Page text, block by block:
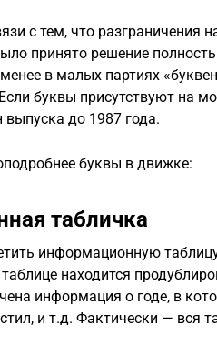
с тем, что разграничения
принято решение
в малых партиях
буквы присутствуют на
выпуска до 1987 года.
буквы в движке:
табличка
информационную
находится
информация о годе, в
и т.д. Фактически — вся